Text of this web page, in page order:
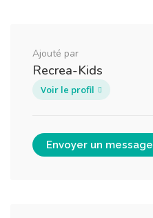
Ajouté par
Recrea-Kids
Voir le profil
Envoyer un message